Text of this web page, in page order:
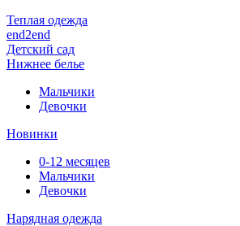
Теплая одежда
end2end
Детский сад
Нижнее белье
Мальчики
Девочки
Новинки
0-12 месяцев
Мальчики
Девочки
Нарядная одежда